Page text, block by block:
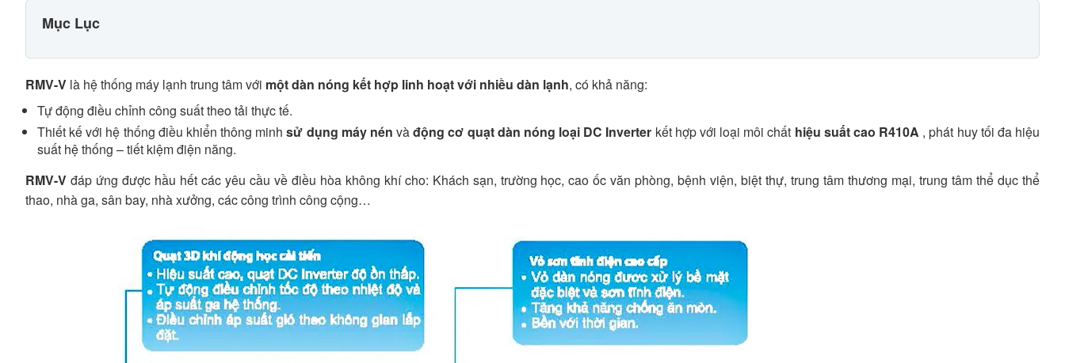
Mục Lục
RMV-V là hệ thống máy lạnh trung tâm với một dàn nóng kết hợp linh hoạt với nhiều dàn lạnh, có khả năng:
Tự động điều chỉnh công suất theo tải thực tế.
Thiết kế với hệ thống điều khiển thông minh sử dụng máy nén vàđộng cơ quạt dàn nóng loại DC Inverter kết hợp với loại môi chất hiệu suất cao R410A , phát huy tối đa hiệu
suất hệ thống – tiết kiệm điện năng.
RMV-V đáp ứng được hầu hết các yêu cầu về điều hòa không khí cho: Khách sạn, trường học, cao ốc văn phòng, bệnh viện, biệt thự, trung tâm thương mại, trung tâm thể dục thể
thao, nhà ga, sân bay, nhà xưởng, các công trình công cộng…